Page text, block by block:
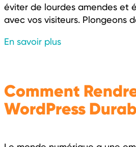
éviter de lourdes amendes et
avec vos visiteurs. Plongeons
En savoir plus
Comment
WordPress